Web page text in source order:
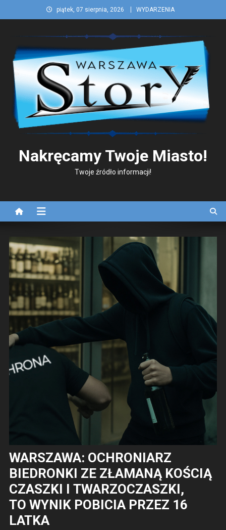
to
piątek, 07 sierpnia, 2026 WYDARZENIA
Nakręcamy Twoje Miasto!
Twoje źródło informacji!
WARSZAWA: OCHRONIARZ
BIEDRONKI ZE ZŁAMANĄ KOŚCIĄ
CZASZKI I TWARZOCZASZKI,
TO WYNIK POBICIA PRZEZ 16
LATKA